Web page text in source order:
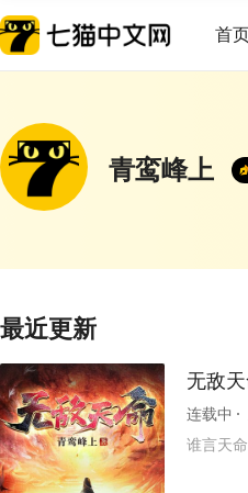
首
青鸾峰上
最近更新
无敌
连载中
谁言天